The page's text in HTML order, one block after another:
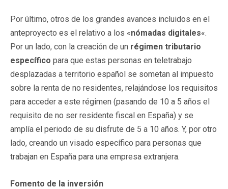
Por último, otros de los grandes avances incluidos en el
anteproyecto es el relativo a los «nómadas digitales«.
Por un lado, con la creación de un régimen tributario
específico para que estas personas en teletrabajo
desplazadas a territorio español se sometan al impuesto
sobre la renta de no residentes, relajándose los requisitos
para acceder a este régimen (pasando de 10 a 5 años el
requisito de no ser residente fiscal en España) y se
amplía el periodo de su disfrute de 5 a 10 años. Y, por otro
lado, creando un visado específico para personas que
trabajan en España para una empresa extranjera.
Fomento de la inversión